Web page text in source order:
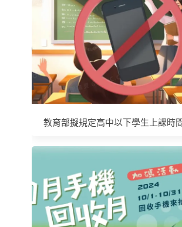
教育部擬規定高中以下學生上課時